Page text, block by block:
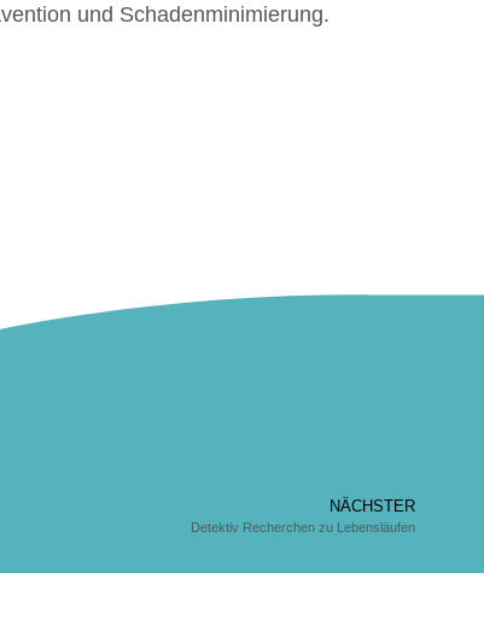
und Schadenminimierung.
NÄCHSTER
Detektiv Recherchen zu Lebensläufen